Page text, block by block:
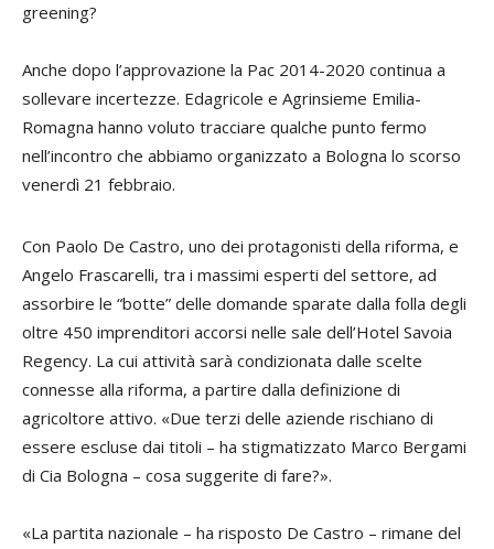
greening?
Anche dopo l’approvazione la Pac 2014-2020 continua a
sollevare incertezze. Edagricole e Agrinsieme Emilia-
Romagna hanno voluto tracciare qualche punto fermo
nell’incontro che abbiamo organizzato a Bologna lo scorso
venerdì 21 febbraio.
Con Paolo De Castro, uno dei protagonisti della riforma, e
Angelo Frascarelli, tra i massimi esperti del settore, ad
assorbire le “botte” delle domande sparate dalla folla degli
oltre 450 imprenditori accorsi nelle sale dell’Hotel Savoia
Regency. La cui attività sarà condizionata dalle scelte
connesse alla riforma, a partire dalla definizione di
agricoltore attivo. «Due terzi delle aziende rischiano di
essere escluse dai titoli – ha stigmatizzato Marco Bergami
di Cia Bologna – cosa suggerite di fare?».
«La partita nazionale – ha risposto De Castro – rimane del